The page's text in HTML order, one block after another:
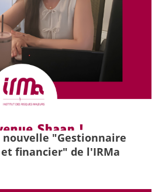
nouvelle "Gestionnaire
financier" de l'IRMa